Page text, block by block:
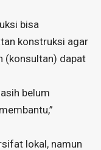
bisa
konstruksi agar
(konsultan) dapat
belum
lokal, namun